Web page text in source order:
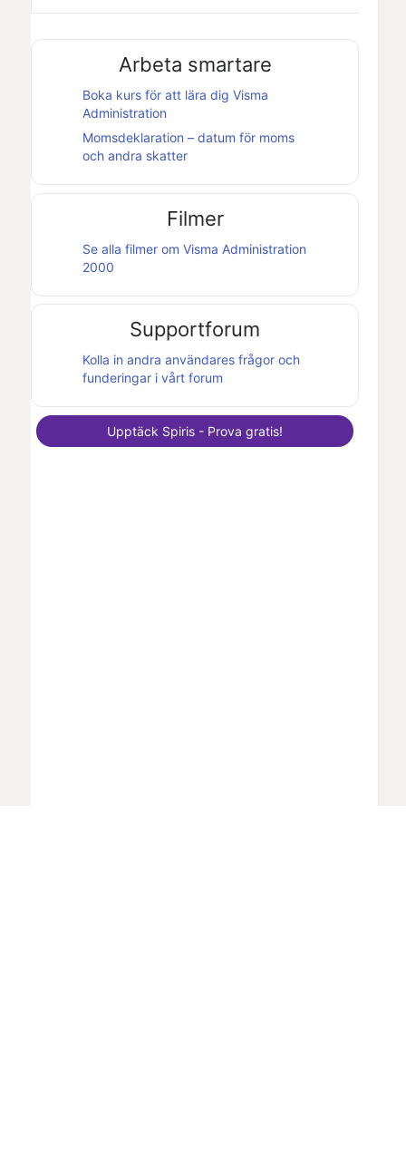
Arbeta smartare
Boka kurs för att lära dig Visma
Administration
Momsdeklaration – datum för moms
och andra skatter
Filmer
Se alla filmer om Visma Administration
2000
Supportforum
Kolla in andra användares frågor och
funderingar i vårt forum
Upptäck Spiris - Prova gratis!